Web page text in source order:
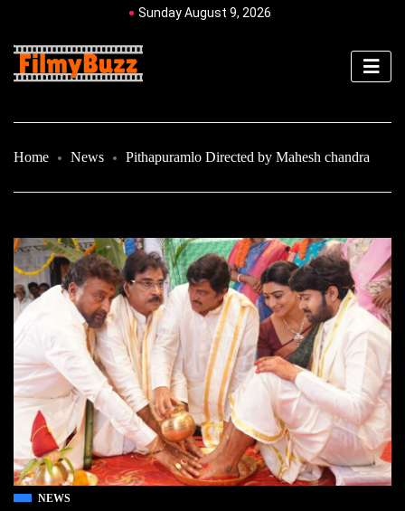
Sunday August 9, 2026
Home News Pithapuramlo Directed by Mahesh chandra
NEWS